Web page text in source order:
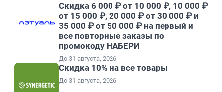
Скидка 6 000 ₽ от 10 000 ₽, 10 000 ₽
от 15 000 ₽, 20 000 ₽ от 30 000 ₽ и
35 000 ₽ от 50 000 ₽ на первый и
все повторные заказы по
промокоду НАБЕРИ
До 31 августа, 2026
Скидка 10% на все товары
До 31 августа, 2026